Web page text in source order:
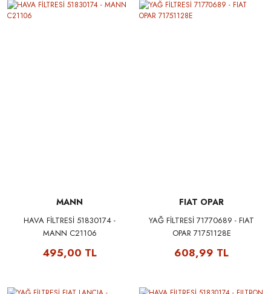
MANN
HAVA FİLTRESİ 51830174 -
MANN C21106
495,00 TL
FIAT OPAR
YAĞ FİLTRESİ 71770689 - FIAT
OPAR 71751128E
608,99 TL